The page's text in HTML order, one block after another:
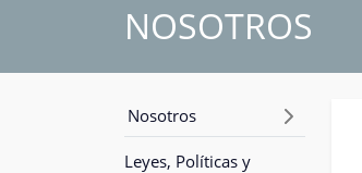
NOSOTROS
Nosotros
Leyes, Políticas y